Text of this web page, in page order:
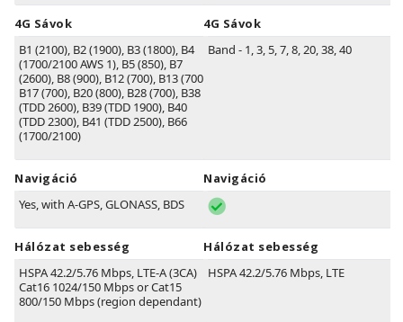
4G Sávok
B1 (2100), B2(1900), B3(1800), B4
(1700/2100 AWS 1), B5(850), B7
(2600), B8(900), B12(700), B13(700)
B17(700), B20(800), B28(700), B38
(TDD 2600), B39(TDD 1900), B40
(TDD 2300), B41 (TDD 2500), B66
(1700/2100)
Navigáció
Yes, with A-GPS, GLONASS, BDS
Hálózat sebesség
HSPA 42.2/5.76 Mbps, LTE-A (3CA)
Cat16 1024/150 Mbps or Cat15
800/150 Mbps (region dependant)
4G Sávok
Band - 1, 3, 5, 7, 8, 20, 38, 40
Navigáció
Hálózat sebesség
HSPA 42.2/5.76 Mbps, LTE